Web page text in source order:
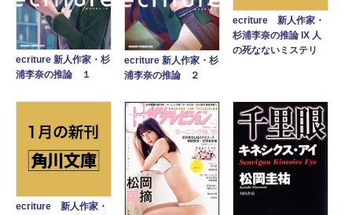
ecriture 新人作家・杉
浦李奈の推論 １
ecriture 新人作家・杉
浦李奈の推論 ２
ecriture 新人作家・
杉浦李奈の推論 IX 人
の死なないミステリ
ecriture 新人作家・